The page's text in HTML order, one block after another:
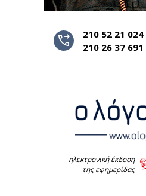
phone_forwarded 210 52 21 024
210 26 37 691
ηλεκτρονική έκδοση
της εφημερίδας